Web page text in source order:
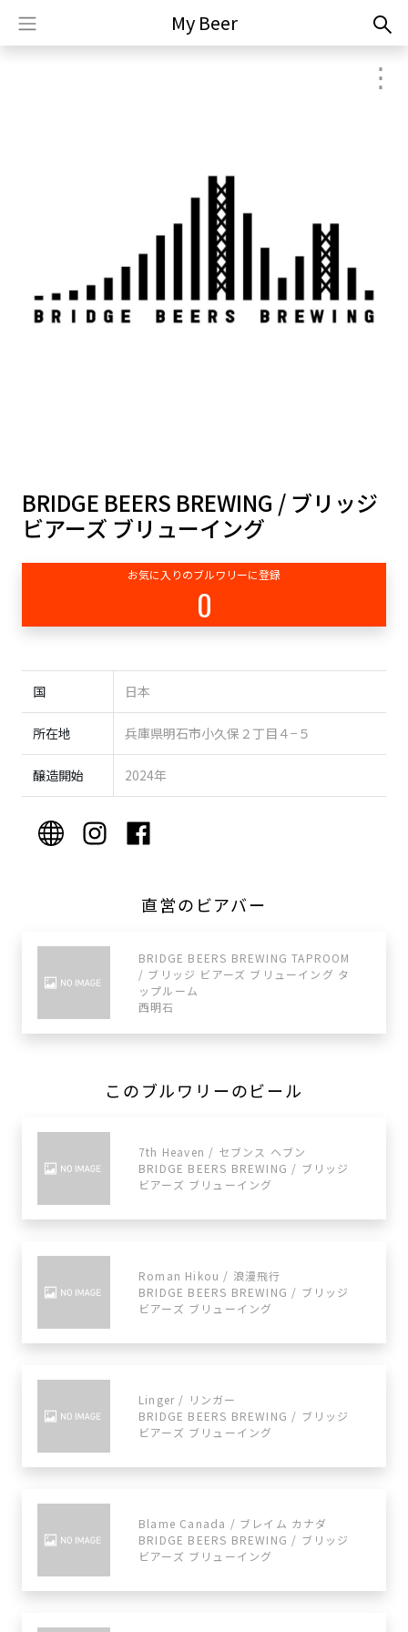
My Beer
⋮
BRIDGE BEERS BREWING / ブリッジ
ビアーズ ブリューイング
お気に入りのブルワリーに登録
0
国 日本
所在地 兵庫県明石市小久保２丁目４−５
醸造開始 2024年
直営のビアバー
BRIDGE BEERS BREWING TAPROOM
/ ブリッジ ビアーズ ブリューイング タ
ップルーム
西明石
このブルワリーのビール
7th Heaven / セブンス ヘブン
BRIDGE BEERS BREWING / ブリッジ
ビアーズ ブリューイング
Roman Hikou / 浪漫飛行
BRIDGE BEERS BREWING / ブリッジ
ビアーズ ブリューイング
Linger / リンガー
BRIDGE BEERS BREWING / ブリッジ
ビアーズ ブリューイング
Blame Canada / ブレイム カナダ
BRIDGE BEERS BREWING / ブリッジ
ビアーズ ブリューイング